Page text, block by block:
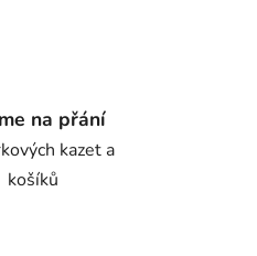
na přání
kazet a
košíků